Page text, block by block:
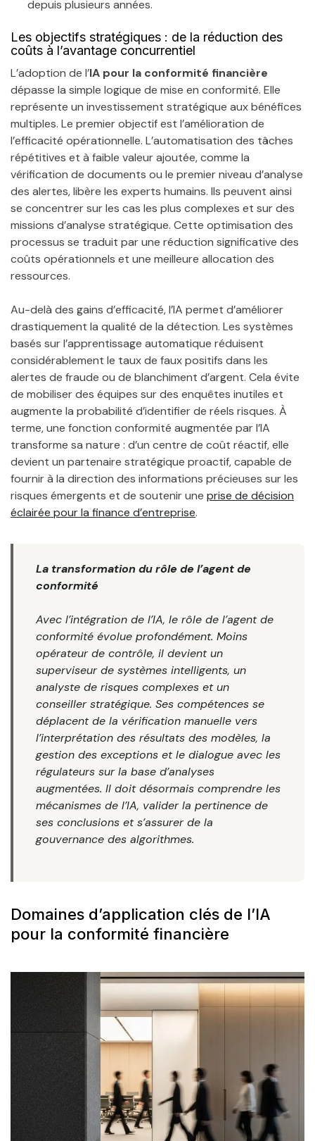
depuis plusieurs années.
Les objectifs stratégiques : de la réduction des
coûts à l’avantage concurrentiel
L’adoption de l’IA pour la conformité financière
dépasse la simple logique de mise en conformité. Elle
représente un investissement stratégique aux bénéfices
multiples. Le premier objectif est l’amélioration de
l’efficacité opérationnelle. L’automatisation des tâches
répétitives et à faible valeur ajoutée, comme la
vérification de documents ou le premier niveau d’analyse
des alertes, libère les experts humains. Ils peuvent ainsi
se concentrer sur les cas les plus complexes et sur des
missions d’analyse stratégique. Cette optimisation des
processus se traduit par une réduction significative des
coûts opérationnels et une meilleure allocation des
ressources.
Au-delà des gains d’efficacité, l’IA permet d’améliorer
drastiquement la qualité de la détection. Les systèmes
basés sur l’apprentissage automatique réduisent
considérablement le taux de faux positifs dans les
alertes de fraude ou de blanchiment d’argent. Cela évite
de mobiliser des équipes sur des enquêtes inutiles et
augmente la probabilité d’identifier de réels risques. À
terme, une fonction conformité augmentée par l’IA
transforme sa nature : d’un centre de coût réactif, elle
devient un partenaire stratégique proactif, capable de
fournir à la direction des informations précieuses sur les
risques émergents et de soutenir une prise de décision
éclairée pour la finance d’entreprise.
La transformation du rôle de l’agent de
conformité
Avec l’intégration de l’IA, le rôle de l’agent de
conformité évolue profondément. Moins
opérateur de contrôle, il devient un
superviseur de systèmes intelligents, un
analyste de risques complexes et un
conseiller stratégique. Ses compétences se
déplacent de la vérification manuelle vers
l’interprétation des résultats des modèles, la
gestion des exceptions et le dialogue avec les
régulateurs sur la base d’analyses
augmentées. Il doit désormais comprendre les
mécanismes de l’IA, valider la pertinence de
ses conclusions et s’assurer de la
gouvernance des algorithmes.
Domaines d’application clés de l’IA
pour la conformité financière